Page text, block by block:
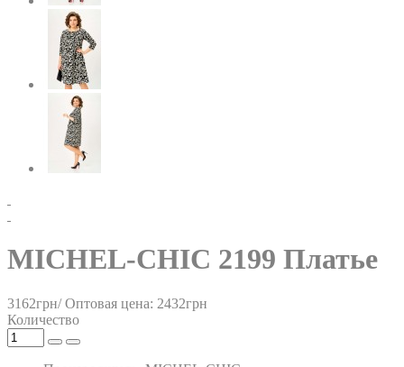
MICHEL-CHIC 2199 Платье
3162грн/ Оптовая цена: 2432грн
Количество